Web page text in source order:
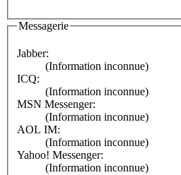
Messagerie
Jabber:
(Information inconnue)
ICQ:
(Information inconnue)
MSN Messenger:
(Information inconnue)
AOL IM:
(Information inconnue)
Yahoo! Messenger:
(Information inconnue)